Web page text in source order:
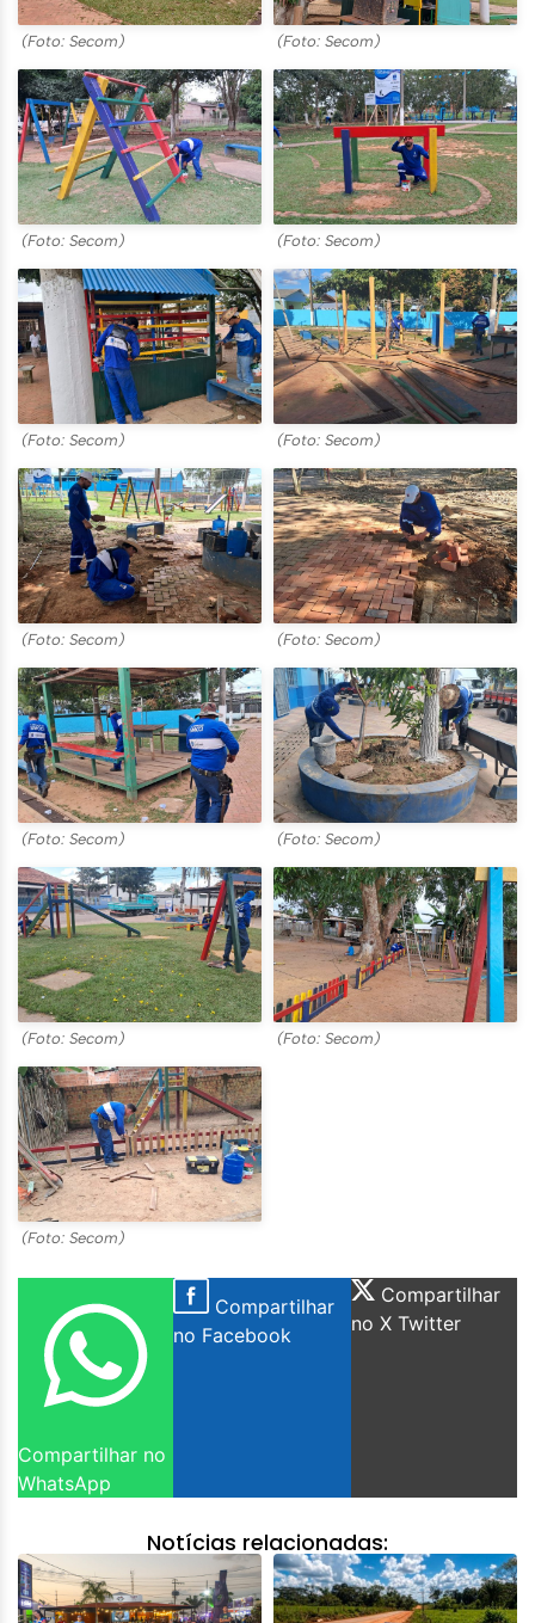
(Foto: Secom) (Foto: Secom)
(Foto: Secom) (Foto: Secom)
(Foto: Secom) (Foto: Secom)
(Foto: Secom) (Foto: Secom)
(Foto: Secom) (Foto: Secom)
(Foto: Secom) (Foto: Secom)
(Foto: Secom)
Compartilhar no
WhatsApp
Compartilhar
no Facebook
Compartilhar
no X Twitter
Notícias relacionadas: